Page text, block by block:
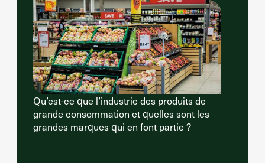
Qu’est-ce que l’industrie des produits de
grande consommation et quelles sont les
grandes marques qui en font partie ?